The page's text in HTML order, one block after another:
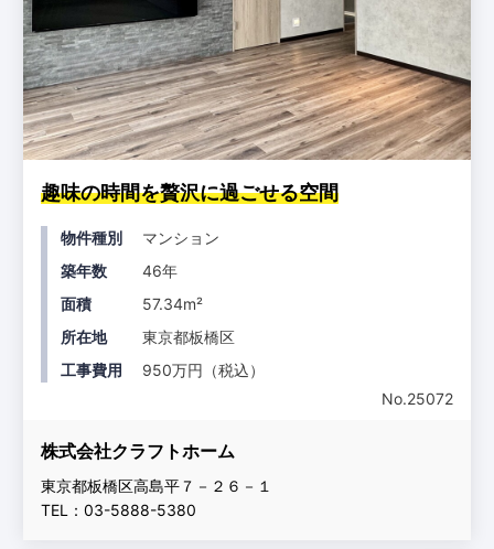
趣味の時間を贅沢に過ごせる空間
物件種別
マンション
築年数
46年
面積
57.34m²
所在地
東京都板橋区
工事費用
950万円（税込）
No.25072
株式会社クラフトホーム
東京都板橋区高島平７－２６－１
TEL：03-5888-5380